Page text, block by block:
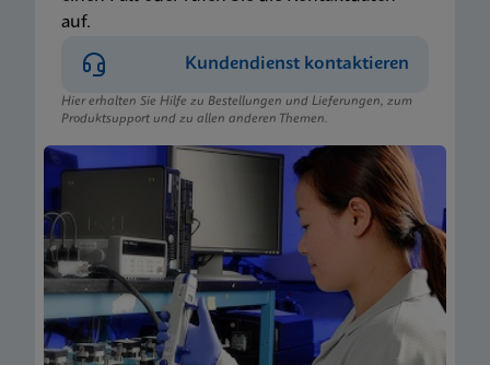
auf.
Kundendienst kontaktieren
Hier erhalten Sie Hilfe zu Bestellungen und Lieferungen, zum
Produktsupport und zu allen anderen Themen.